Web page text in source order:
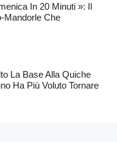
In 20 Minuti »: Il
Mandorle Che
La Base Alla Quiche
Ha Più Voluto Tornare